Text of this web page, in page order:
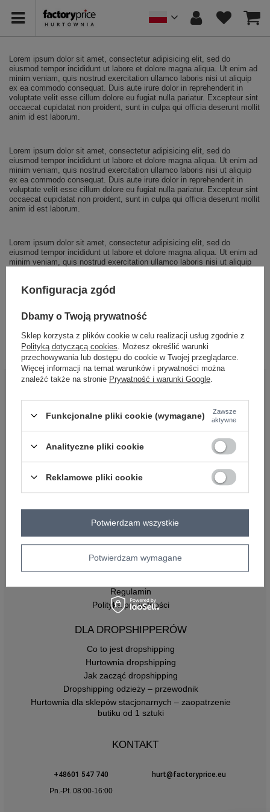
Lorem ipsum dolor sit amet, consectetur adipisicing elit, sed do
eiusmod tempor incididunt ut labore et dolore magna aliqua. Ut enim ad
minim veniam, quis nostrud exercitation ullamco laboris nisi ut aliquip
ex ea commodo consequat. Duis aute irure dolor in reprehenderit in
voluptate velit esse cillum dolore eu fugiat nulla pariatur. Excepteur sint
occaecat cupidatat non proident, sunt in culpa qui officia deserunt mollit
anim id est laborum.
Lorem ipsum dolor sit amet, consectetur adipisicing elit, sed do
eiusmod tempor incididunt ut labore et dolore magna aliqua. Ut enim ad
minim veniam, quis nostrud exercitation ullamco laboris nisi ut aliquip
ex ea commodo consequat. Duis aute irure dolor in reprehenderit in
voluptate velit esse cillum dolore eu fugiat nulla pariatur. Excepteur sint
occaecat cupidatat non proident, sunt in culpa qui officia deserunt mollit
anim id est laborum.
Lorem ipsum dolor sit amet, consectetur adipisicing elit, sed do
eiusmod tempor incididunt ut labore et dolore magna aliqua. Ut enim ad
minim veniam, quis nostrud exercitation ullamco laboris nisi ut aliquip
occaecat cupidatat non proident, sunt in culpa qui officia deserunt mollit
Lorem ipsum
BĄDŹ BLISKO NAS
Płatności i koszty dostawy
Zasady zwrotów
INFORMACJE
Regulamin
Polityka prywatności
DLA DROPSHIPPERÓW
Co to jest dropshipping
Hurtownia dropshipping
Jak zacząć dropshipping
Dropshipping odzieży – przewodnik
Hurtownia dla sklepów stacjonarnych – zaopatrzenie
butiku od 1 sztuki
KONTAKT
+48601 547 740
hurt@factoryprice.eu
Pn.-Pt. 08:00-16:00
Konfiguracja zgód
Dbamy o Twoją prywatność
Sklep korzysta z plików cookie w celu realizacji usług zgodnie z
Polityką dotyczącą cookies . Możesz określić warunki
przechowywania lub dostępu do cookie w Twojej przeglądarce.
Więcej informacji na temat warunków i prywatności można
znaleźć także na stronie Prywatność i warunki Google
Funkcjonalne pliki cookie (wymagane)
Zawsze
aktywne
Analityczne pliki cookie
Reklamowe pliki cookie
Potwierdzam wymagane
Potwierdzam wszystkie